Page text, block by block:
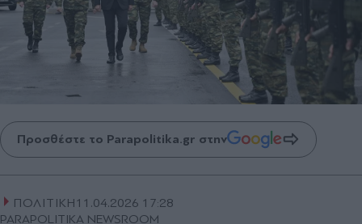
Προσθέστε το Parapolitika.gr στην
ΠΟΛΙΤΙΚΗ11.04.2026 17:28
PARAPOLITIKA NEWSROOM